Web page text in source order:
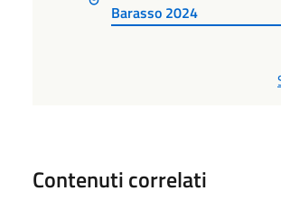
Barasso 2024
Contenuti correlati